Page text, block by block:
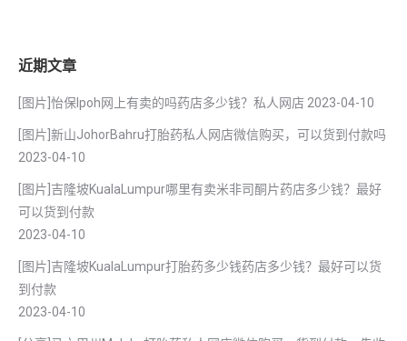
近期文章
[图片]怡保lpoh网上有卖的吗药店多少钱？私人网店 2023-04-10
[图片]新山JohorBahru打胎药私人网店微信购买，可以货到付款吗
2023-04-10
[图片]吉隆坡KualaLumpur哪里有卖米非司酮片药店多少钱？最好
可以货到付款
2023-04-10
[图片]吉隆坡KualaLumpur打胎药多少钱药店多少钱？最好可以货
到付款
2023-04-10